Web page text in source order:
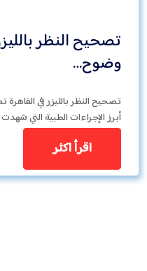
تصحيح النظر
وضوح…
تصحيح النظر بالليزر في القاهرة
أبرز الإجراءات الطبية التي
اقرأ اكثر